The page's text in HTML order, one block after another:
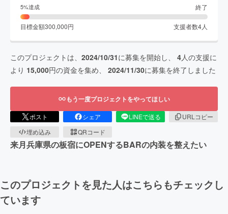
5%達成 終了
目標金額300,000円 支援者数4人
このプロジェクトは、 2024/10/31に募集を開始し、 4人の支援に
より 15,000円の資金を集め、 2024/11/30に募集を終了しました
もう一度プロジェクトをやってほしい
ポスト シェア LINEで送る
URLコピー
埋め込み
QRコード
来月兵庫県の板宿にOPENするBARの内装を整えたい
このプロジェクトを見た人はこちらもチェックし
ています